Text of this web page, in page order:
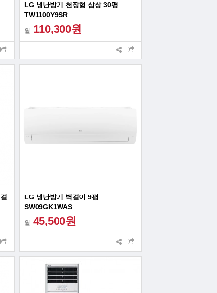
LG 냉난방기 천장형 삼상 30평
TW1100Y9SR
월 110,300원
LG 냉난방기 벽걸이 9평
SW09GK1WAS
월 45,500원